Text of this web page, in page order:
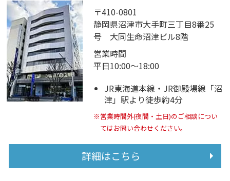
〒410-0801
静岡県沼津市大手町三丁目8番25
号 大同生命沼津ビル8階
営業時間
平日10:00～18:00
JR東海道本線・JR御殿場線「沼
津」駅より徒歩約4分
※営業時間外(夜間・土日)のご相談につい
てはお問い合わせください。
詳細はこちら